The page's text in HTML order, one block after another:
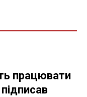
працювати